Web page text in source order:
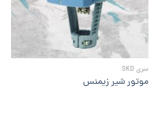
سری SKD
موتور شیر زیمنس